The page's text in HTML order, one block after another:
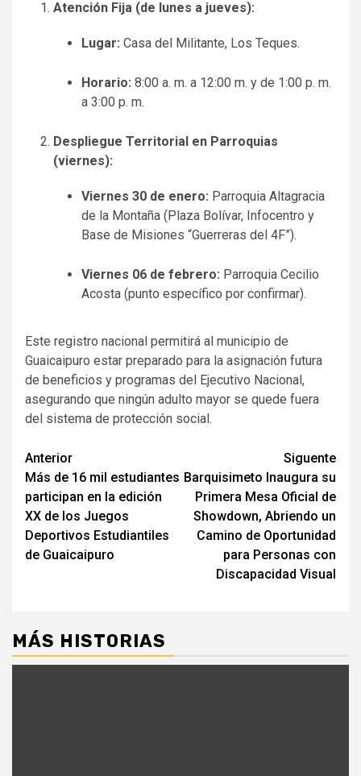
Atención Fija (de lunes a jueves):
Lugar: Casa del Militante, Los Teques.
Horario: 8:00 a. m. a 12:00 m. y de 1:00 p. m.
a 3:00 p. m.
Despliegue Territorial en Parroquias
(viernes):
Viernes 30 de enero: Parroquia Altagracia
de la Montaña (Plaza Bolívar, Infocentro y
Base de Misiones “Guerreras del 4F”).
Viernes 06 de febrero: Parroquia Cecilio
Acosta (punto específico por confirmar).
Este registro nacional permitirá al municipio de
Guaicaipuro estar preparado para la asignación futura
de beneficios y programas del Ejecutivo Nacional,
asegurando que ningún adulto mayor se quede fuera
del sistema de protección social.
Navegación
de
entradas
Anterior
Más de 16 mil estudiantes
participan en la edición
XX de los Juegos
Deportivos Estudiantiles
de Guaicaipuro
Siguente
Barquisimeto Inaugura su
Primera Mesa Oficial de
Showdown, Abriendo un
Camino de Oportunidad
para Personas con
Discapacidad Visual
MÁS HISTORIAS